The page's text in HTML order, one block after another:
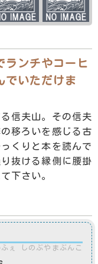
ランチやコーヒ
でいただけま
信夫山。その信夫
移ろいを感じる古
くりと本を読んで
抜ける縁側に腰掛
下さい。
ぇ しのぶやまぶんこ